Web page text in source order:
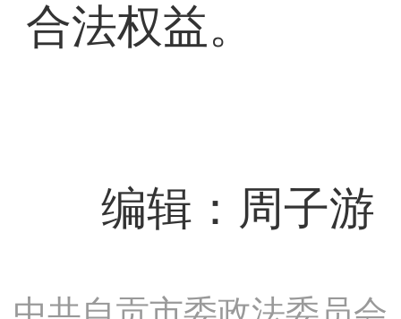
合法权益。
编辑：周子游